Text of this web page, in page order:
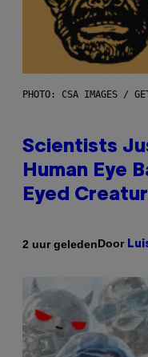
PHOTO: CSA IMAGES /
Scientists
Human Eye
Eyed
2 uur geledenDoor